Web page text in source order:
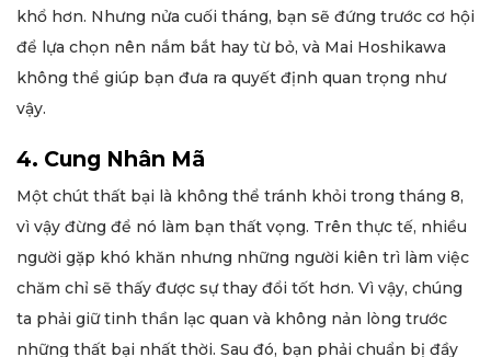
khổ hơn. Nhưng nửa cuối tháng, bạn sẽ đứng trước cơ hội
để lựa chọn nên nắm bắt hay từ bỏ, và Mai Hoshikawa
không thể giúp bạn đưa ra quyết định quan trọng như
vậy.
4. Cung Nhân Mã
Một chút thất bại là không thể tránh khỏi trong tháng 8,
vì vậy đừng để nó làm bạn thất vọng. Trên thực tế, nhiều
người gặp khó khăn nhưng những người kiên trì làm việc
chăm chỉ sẽ thấy được sự thay đổi tốt hơn. Vì vậy, chúng
ta phải giữ tinh thần lạc quan và không nản lòng trước
những thất bại nhất thời. Sau đó, bạn phải chuẩn bị đầy